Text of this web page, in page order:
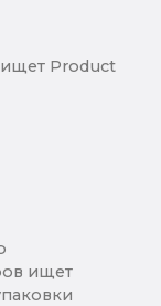
Product
ищет